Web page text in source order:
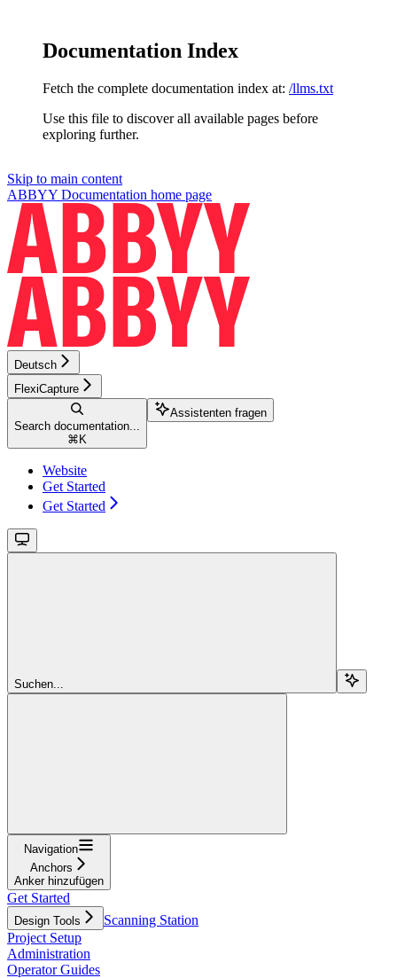
Documentation Index
Fetch the complete documentation index at: /llms.txt
Use this file to discover all available pages before
exploring further.
Skip to main content
ABBYY Documentation home page
Deutsch
FlexiCapture
Search documentation...
⌘ K
Assistenten fragen
Website
Get Started
Get Started
Suchen...
Navigation
Anchors
Anker hinzufügen
Get Started
Design Tools
Scanning Station
Project Setup
Administration
Operator Guides